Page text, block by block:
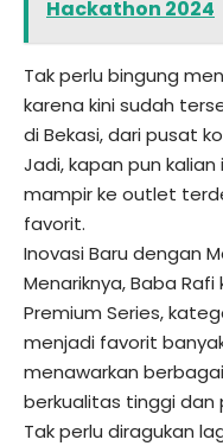
Hackathon 2024
Tak perlu bingung
karena kini sudah
di Bekasi, dari pusat
Jadi, kapan pun
mampir ke outlet
favorit.
Inovasi Baru dengan
Menariknya, Baba
Premium Series,
menjadi favorit
menawarkan
berkualitas tinggi dan
Tak perlu diragukan